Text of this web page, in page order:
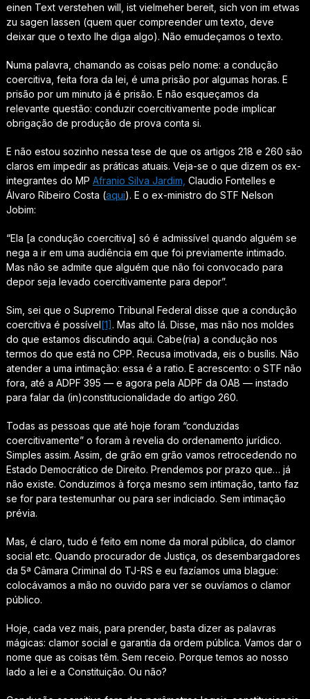
einen Text verstehen will, ist vielmeher bereit, sich von im etwas
zu sagen lassen (quem quer compreender um texto, deve
deixar que o texto lhe diga algo). Não emudeçamos o texto.
Numa palavra, chamando as coisas pelo nome: a condução
coercitiva, feita fora da lei, é uma prisão por algumas horas. E
prisão por um minuto já é prisão. E não esqueçamos da
relevante questão: conduzir coercitivamente pode implicar
obrigação de produção de prova conta si.
E não estou sozinho nessa tese de que os artigos 218 e 260 são
claros em impedir as práticas atuais. Veja-se o que dizem os ex-
integrantes do MP Afranio Silva Jardim, Claudio Fontelles e
Álvaro Ribeiro Costa (aqui). E o ex-ministro do STF Nelson
Jobim:
“Ela [a condução coercitiva] só é admissível quando alguém se
nega a ir em uma audiência em que foi previamente intimado.
Mas não se admite que alguém que não foi convocado para
depor seja levado coercitivamente para depor”.
Sim, sei que o Supremo Tribunal Federal disse que a condução
coercitiva é possível[1] . Mas alto lá. Disse, mas não nos moldes
do que estamos discutindo aqui. Cabe(ria) a condução nos
termos do que está no CPP. Recusa imotivada, eis o busílis. Não
atender a uma intimação: essa é a ratio. E acrescento: o STF não
fora, até a ADPF 395 — e agora pela ADPF da OAB — instado
para falar da (in)constitucionalidade do artigo 260.
Todas as pessoas que até hoje foram “conduzidas
coercitivamente” o foram à revelia do ordenamento jurídico.
Simples assim. Assim, de grão em grão vamos retrocedendo no
Estado Democrático de Direito. Prendemos por prazo que… já
não existe. Conduzimos à força mesmo sem intimação, tanto faz
se for para testemunhar ou para ser indiciado. Sem intimação
prévia.
Mas, é claro, tudo é feito em nome da moral pública, do clamor
social etc. Quando procurador de Justiça, os desembargadores
da 5ª Câmara Criminal do TJ-RS e eu fazíamos uma blague:
colocávamos a mão no ouvido para ver se ouvíamos o clamor
público.
Hoje, cada vez mais, para prender, basta dizer as palavras
mágicas: clamor social e garantia da ordem pública. Vamos dar o
nome que as coisas têm. Sem receio. Porque temos ao nosso
lado a lei e a Constituição. Ou não?